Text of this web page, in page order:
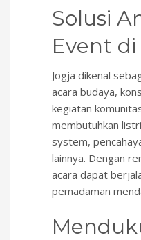
Solusi
Event di
Jogja dikenal
acara budaya,
kegiatan
membutuhkan
system,
lainnya. Dengan
acara dapat
pemadaman